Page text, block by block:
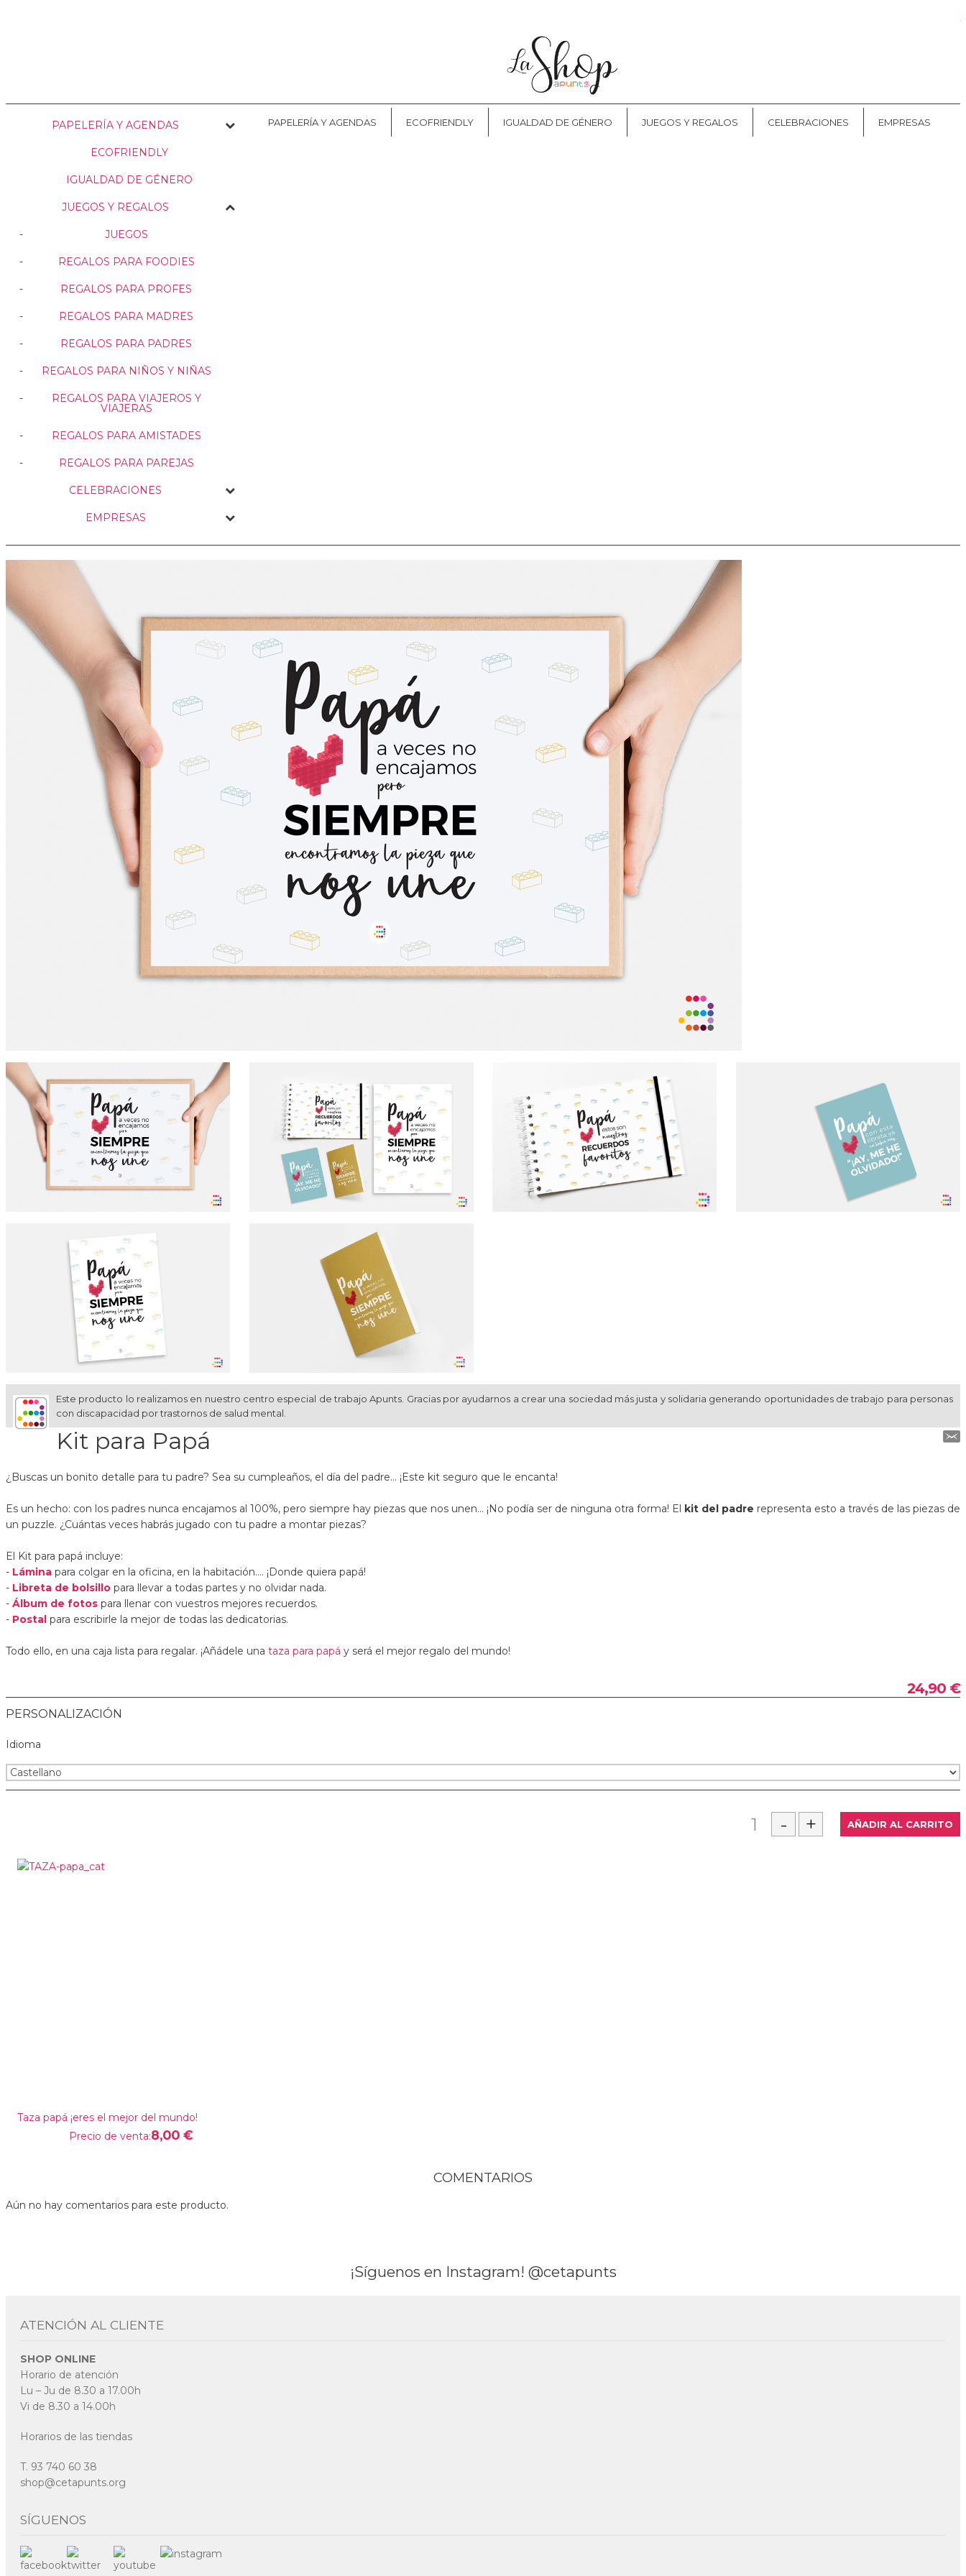
PAPELERÍA Y AGENDAS ECOFRIENDLY IGUALDAD DE GÉNERO JUEGOS Y REGALOS CELEBRACIONES EMPRESAS
PAPELERÍA Y AGENDAS
ECOFRIENDLY
IGUALDAD DE GÉNERO
JUEGOS Y REGALOS
JUEGOS
REGALOS PARA FOODIES
REGALOS PARA PROFES
REGALOS PARA MADRES
REGALOS PARA PADRES
REGALOS PARA NIÑOS Y NIÑAS
REGALOS PARA VIAJEROS Y
VIAJERAS
REGALOS PARA AMISTADES
REGALOS PARA PAREJAS
CELEBRACIONES
EMPRESAS
Este producto lo realizamos en nuestro centro especial de trabajo Apunts. Gracias por ayudarnos a crear una sociedad más justa y solidaria generando oportunidades de trabajo para personas
con discapacidad por trastornos de salud mental.
Kit para Papá
¿Buscas un bonito detalle para tu padre? Sea su cumpleaños, el día del padre... ¡Este kit seguro que le encanta!
Es un hecho: con los padres nunca encajamos al 100%, pero siempre hay piezas que nos unen... ¡No podía ser de ninguna otra forma! El kit del padre representa esto a través de las piezas de
un puzzle. ¿Cuántas veces habrás jugado con tu padre a montar piezas?
El Kit para papá incluye:
- Lámina para colgar en la oficina, en la habitación.... ¡Donde quiera papá!
- Libreta de bolsillo para llevar a todas partes y no olvidar nada.
- Álbum de fotos para llenar con vuestros mejores recuerdos.
- Postal para escribirle la mejor de todas las dedicatorias.
Todo ello, en una caja lista para regalar. ¡Añádele una taza para papá y será el mejor regalo del mundo!
24,90 €
PERSONALIZACIÓN
Idioma
Taza papá ¡eres el mejor del mundo!
Precio de venta:8,00 €
COMENTARIOS
Aún no hay comentarios para este producto.
¡Síguenos en Instagram! @cetapunts
ATENCIÓN AL CLIENTE
SHOP ONLINE
Horario de atención
Lu – Ju de 8.30 a 17.00h
Vi de 8.30 a 14.00h
Horarios de las tiendas
T. 93 740 60 38
shop@cetapunts.org
SÍGUENOS